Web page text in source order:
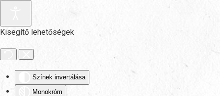
Kisegítő lehetőségek
Színek invertálása
Monokróm
Fő tartalom átugrása